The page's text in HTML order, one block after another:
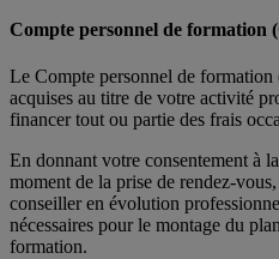
Compte personnel de formation
Le Compte personnel de formation
acquises au titre de votre activité
financer tout ou partie des frais
En donnant votre consentement à
moment de la prise de rendez-
conseiller en évolution
nécessaires pour le montage du
formation.